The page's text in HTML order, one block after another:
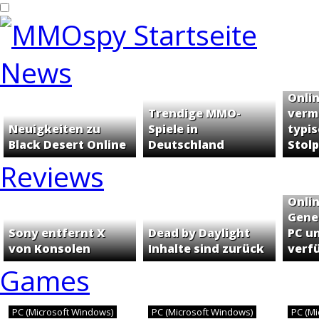
News
Neuigkeiten zu
Black Desert Online
Trendige MMO-
Spiele in
Deutschland
Reviews
Sony entfernt X
von Konsolen
Dead by Daylight
Inhalte sind zurück
PC
Games
PC (Microsoft Windows)
PC (Microsoft Windows)
PC